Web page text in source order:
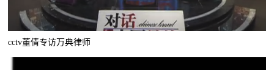
cctv董倩专访万典律师